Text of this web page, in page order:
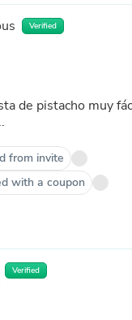
Verified
de pistacho muy
from invite
with a coupon
Verified